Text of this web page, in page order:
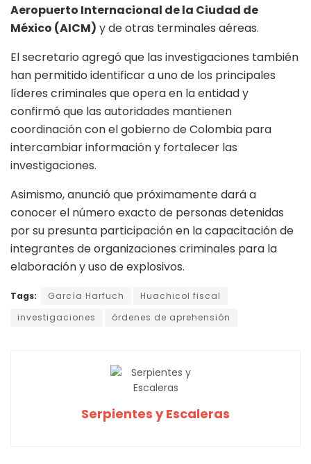
Aeropuerto Internacional de la Ciudad de
México (AICM) y de otras terminales aéreas.
El secretario agregó que las investigaciones también
han permitido identificar a uno de los principales
líderes criminales que opera en la entidad y
confirmó que las autoridades mantienen
coordinación con el gobierno de Colombia para
intercambiar información y fortalecer las
investigaciones.
Asimismo, anunció que próximamente dará a
conocer el número exacto de personas detenidas
por su presunta participación en la capacitación de
integrantes de organizaciones criminales para la
elaboración y uso de explosivos.
Tags: García Harfuch
Huachicol fiscal
investigaciones
órdenes de aprehensión
Serpientes y Escaleras